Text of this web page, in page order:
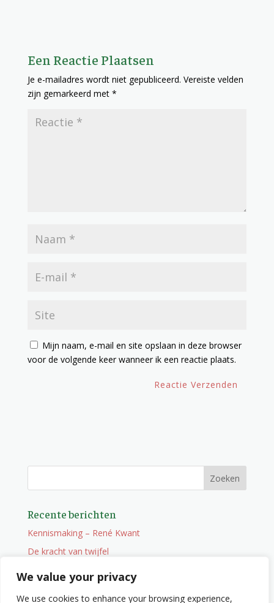
We value your privacy
We use cookies to enhance your browsing experience,
Een Reactie Plaatsen
Je e-mailadres wordt niet gepubliceerd. Vereiste velden
zijn gemarkeerd met *
Mijn naam, e-mail en site opslaan in deze browser
voor de volgende keer wanneer ik een reactie plaats.
Recente berichten
Kennismaking – René Kwant
De kracht van twijfel
Onderweg